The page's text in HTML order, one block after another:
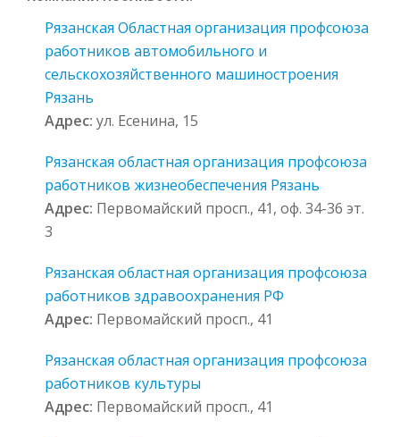
Рязанская Областная организация профсоюза
работников автомобильного и
сельскохозяйственного машиностроения
Рязань
Адрес: ул. Есенина, 15
Рязанская областная организация профсоюза
работников жизнеобеспечения Рязань
Адрес: Первомайский просп., 41, оф. 34-36 эт.
3
Рязанская областная организация профсоюза
работников здравоохранения РФ
Адрес: Первомайский просп., 41
Рязанская областная организация профсоюза
работников культуры
Адрес: Первомайский просп., 41